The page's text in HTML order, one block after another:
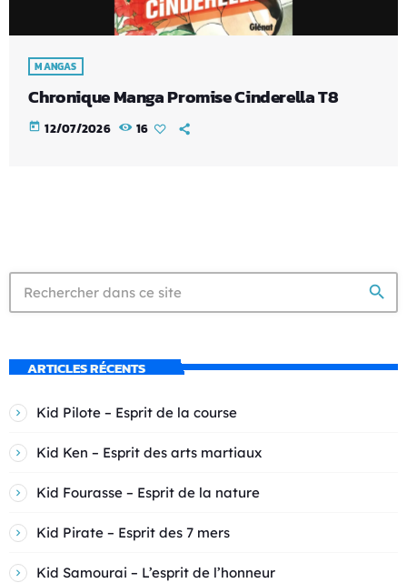
MANGAS
Chronique Manga Promise Cinderella T8
today 12/07/2026 16
search
ARTICLES RÉCENTS
Kid Pilote – Esprit de la course
Kid Ken – Esprit des arts martiaux
Kid Fourasse – Esprit de la nature
Kid Pirate – Esprit des 7 mers
Kid Samourai – L’esprit de l’honneur